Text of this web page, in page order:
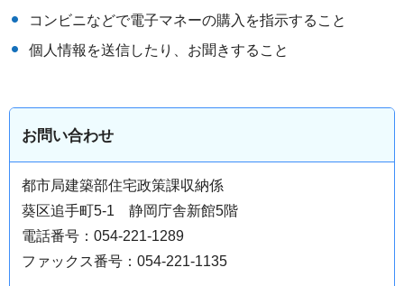
コンビニなどで電子マネーの購入を指示すること
個人情報を送信したり、お聞きすること
お問い合わせ
都市局建築部住宅政策課収納係
葵区追手町5-1 静岡庁舎新館5階
電話番号：054-221-1289
ファックス番号：054-221-1135